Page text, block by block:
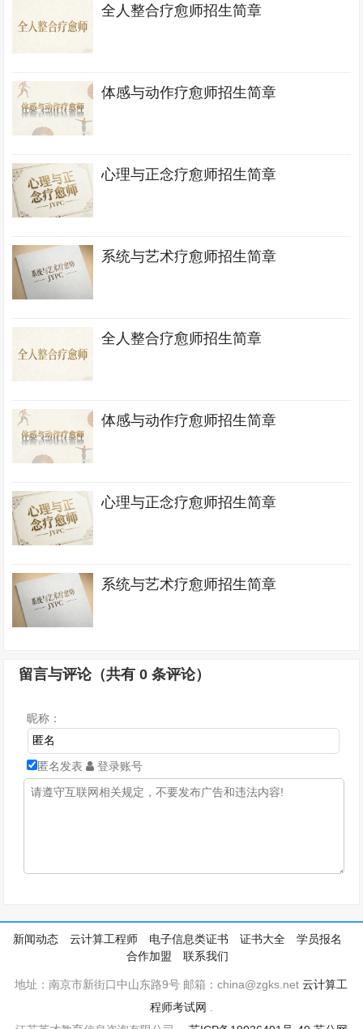
全人整合疗愈师招生简章
体感与动作疗愈师招生简章
心理与正念疗愈师招生简章
系统与艺术疗愈师招生简章
全人整合疗愈师招生简章
体感与动作疗愈师招生简章
心理与正念疗愈师招生简章
系统与艺术疗愈师招生简章
留言与评论（共有0 条评论）
昵称：
匿名发表 登录账号
新闻动态 云计算工程师 电子信息类证书 证书大全
学员报名
合作加盟
联系我们
地址：南京市新街口中山东路9号 邮箱：china@zgks.net云计算工
程师考试网